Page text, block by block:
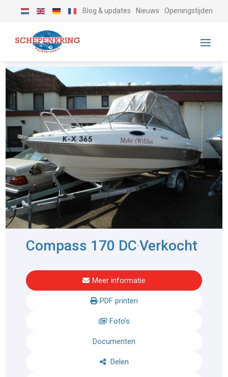
Blog & updates Nieuws Openingstijden
Compass 170 DC-Verkocht
Meer informatie
PDF printen
Foto's
Documenten
Delen